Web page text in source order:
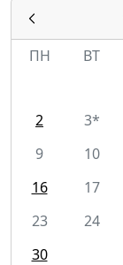
ПН
ВТ
2
3*
9
10
16
17
23
24
30